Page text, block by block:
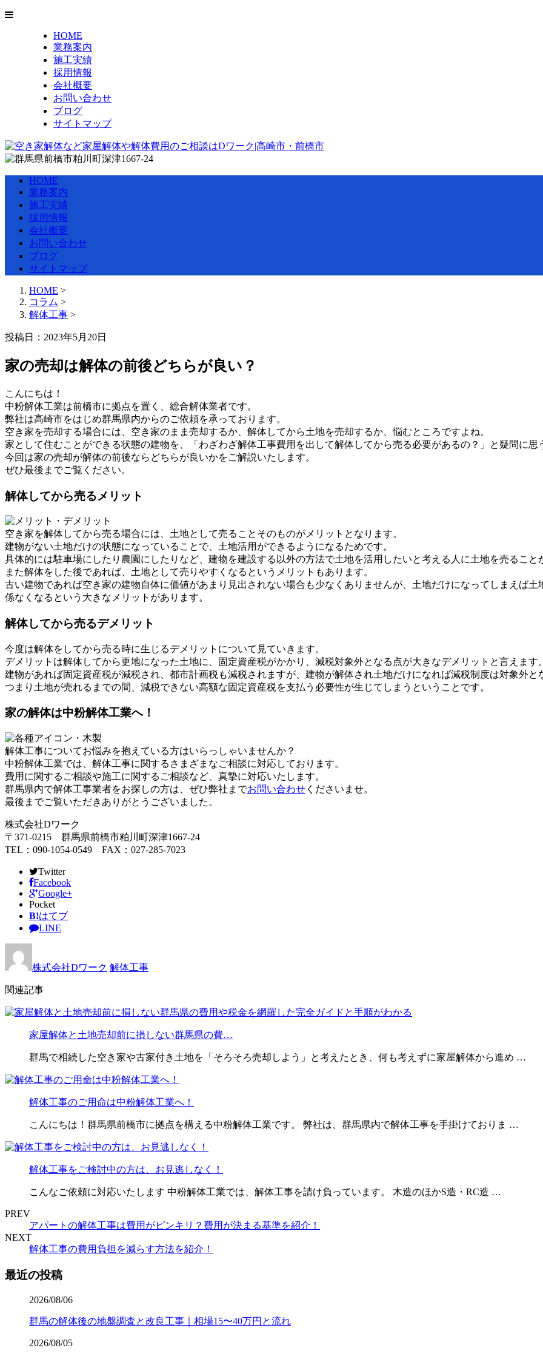
HOME
業務案内
施工実績
採用情報
会社概要
お問い合わせ
ブログ
サイトマップ
HOME
業務案内
施工実績
採用情報
会社概要
お問い合わせ
ブログ
サイトマップ
HOME >
コラム >
解体工事 >
投稿日：2023年5月20日
家の売却は解体の前後どちらが良い？
こんにちは！
中粉解体工業は前橋市に拠点を置く、総合解体業者です。
弊社は高崎市をはじめ群馬県内からのご依頼を承っております。
空き家を売却する場合には、空き家のまま売却するか、解体してから土地を売却するか、悩むところですよね。
家として住むことができる状態の建物を、「わざわざ解体工事費用を出して解体してから売る必要があるの？」と疑問に思
今回は家の売却が解体の前後ならどちらが良いかをご解説いたします。
ぜひ最後までご覧ください。
解体してから売るメリット
空き家を解体してから売る場合には、土地として売ることそのものがメリットとなります。
建物がない土地だけの状態になっていることで、土地活用ができるようになるためです。
具体的には駐車場にしたり農園にしたりなど、建物を建設する以外の方法で土地を活用したいと考える人に土地を売ること
また解体をした後であれば、土地として売りやすくなるというメリットもあります。
古い建物であれば空き家の建物自体に価値があまり見出されない場合も少なくありませんが、土地だけになってしまえば
係なくなるという大きなメリットがあります。
解体してから売るデメリット
今度は解体をしてから売る時に生じるデメリットについて見ていきます。
デメリットは解体してから更地になった土地に、固定資産税がかかり、減税対象外となる点が大きなデメリットと言えます。
建物があれば固定資産税が減税され、都市計画税も減税されますが、建物が解体され土地だけになれば減税制度は対象外と
つまり土地が売れるまでの間、減税できない高額な固定資産税を支払う必要性が生じてしまうということです。
家の解体は中粉解体工業へ！
解体工事についてお悩みを抱えている方はいらっしゃいませんか？
中粉解体工業では、解体工事に関するさまざまなご相談に対応しております。
費用に関するご相談や施工に関するご相談など、真摯に対応いたします。
群馬県内で解体工事業者をお探しの方は、ぜひ弊社までお問い合わせ くださいませ。
最後までご覧いただきありがとうございました。
株式会社Dワーク
〒371-0215 群馬県前橋市粕川町深津1667-24
TEL：090-1054-0549 FAX：027-285-7023
Twitter
Facebook
Google+
Pocket
B!はてブ
LINE
株式会社Dワーク 解体工事
関連記事
家屋解体と土地売却前に損しない群馬県の費…
群馬で相続した空き家や古家付き土地を「そろそろ売却しよう」と考えたとき、何も考えずに家屋解体から進め …
解体工事のご用命は中粉解体工業へ！
こんにちは！群馬県前橋市に拠点を構える中粉解体工業です。 弊社は、群馬県内で解体工事を手掛けておりま …
解体工事をご検討中の方は、お見逃しなく！
こんなご依頼に対応いたします 中粉解体工業では、解体工事を請け負っています。 木造のほかS造・RC造 …
PREV
アパートの解体工事は費用がピンキリ？費用が決まる基準を紹介！
NEXT
解体工事の費用負担を減らす方法を紹介！
最近の投稿
2026/08/06
群馬の解体後の地盤調査と改良工事｜相場15〜40万円と流れ
2026/08/05